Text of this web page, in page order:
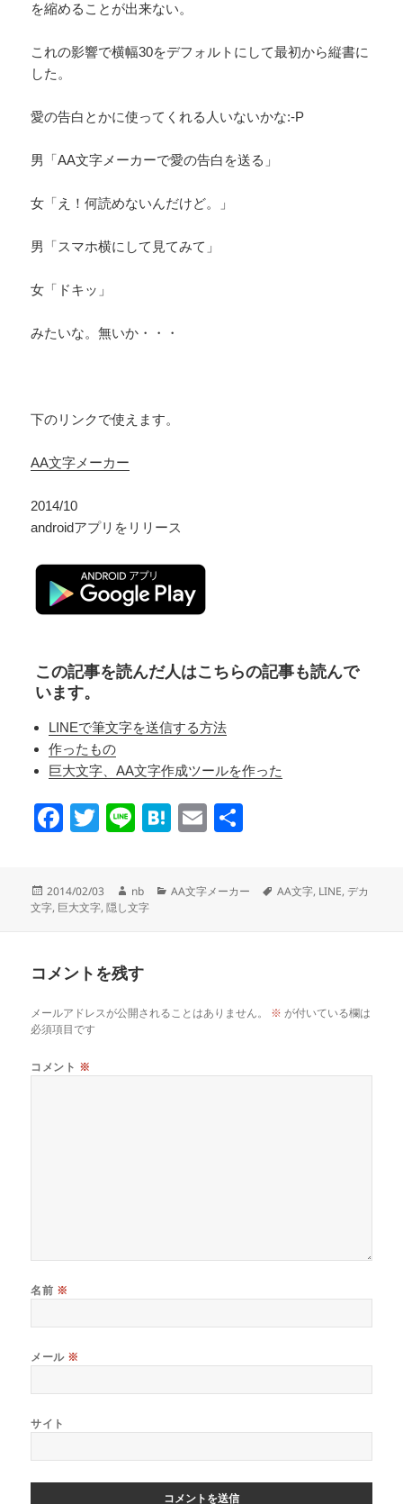
を縮めることが出来ない。
これの影響で横幅30をデフォルトにして最初から縦書に
した。
愛の告白とかに使ってくれる人いないかな:-P
男「AA文字メーカーで愛の告白を送る」
女「え！何読めないんだけど。」
男「スマホ横にして見てみて」
女「ドキッ」
みたいな。無いか・・・
下のリンクで使えます。
AA文字メーカー
2014/10
androidアプリをリリース
この記事を読んだ人はこちらの記事も読んで
います。
LINEで筆文字を送信する方法
作ったもの
巨大文字、AA文字作成ツールを作った
F
e
o
o
k
T
er
Li
H
n
E
投
稿
2014/02/03
作
成
nb
カ
AA文字メーカー
タ
AA文字, LINE,デカ
文字, 巨大文字,隠し文字
コメントを残す
メールアドレスが公開されることはありません。 ※ が付いている欄は
必須項目です
コメント ※
名前 ※
メール ※
サイト